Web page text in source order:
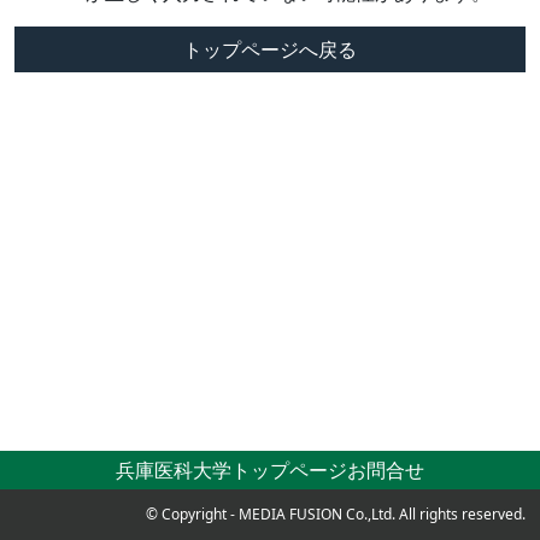
トップページへ戻る
兵庫医科大学トップページお問合せ
© Copyright - MEDIA FUSION Co.,Ltd. All rights reserved.